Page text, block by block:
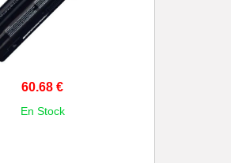
60.68 €
En Stock